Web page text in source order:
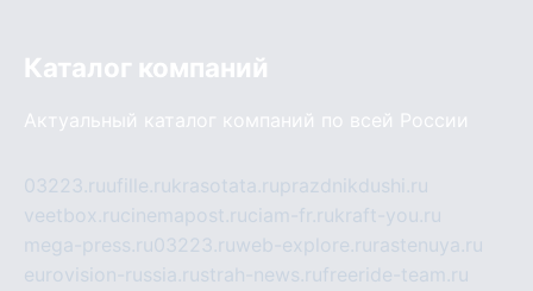
Каталог компаний
Актуальный каталог компаний по всей России
03223.ruufille.rukrasotata.ruprazdnikdushi.ru
veetbox.rucinemapost.ruciam-fr.rukraft-you.ru
mega-press.ru03223.ruweb-explore.ru rastenuya.ru
eurovision-russia.rustrah-news.rufreeride-team.ru